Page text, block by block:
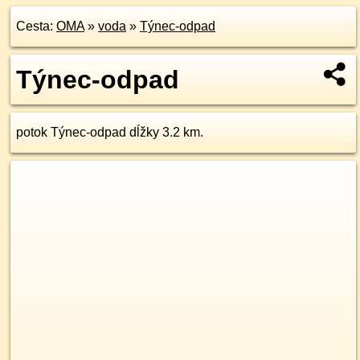
Cesta: OMA» voda » Týnec-odpad
Týnec-odpad
potok Týnec-odpad dĺžky 3.2 km.